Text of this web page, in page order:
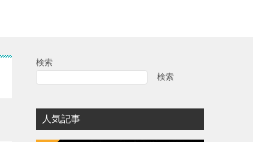
検索
検索
人気記事